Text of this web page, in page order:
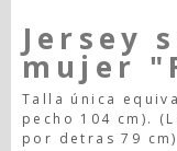
Jersey
mujer
Talla única
pecho 104 cm).
por detras 79 cm)